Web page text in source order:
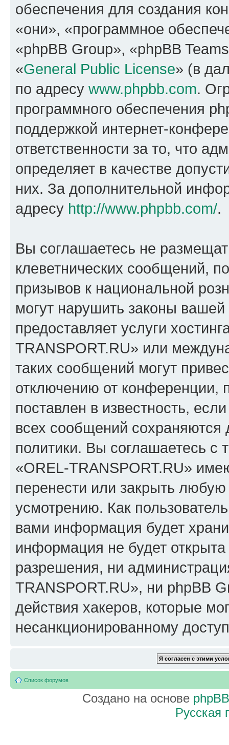
обеспечения для создания
«они», «программное
«phpBB Group», «phpBB
«General Public License» (в
по адресу www.phpbb.com.
программного обеспечения
поддержкой интернет-
ответственности за то, что
определяет в качестве
них. За дополнительной
адресу http://www.phpbb.com/.
Вы соглашаетесь не
клеветнических сообщений,
призывов к национальной
могут нарушить законы
предоставляет услуги
TRANSPORT.RU» или
таких сообщений могут
отключению от конференции,
поставлен в известность,
всех сообщений сохраняются
политики. Вы соглашаетесь
«OREL-TRANSPORT.RU»
перенести или закрыть
усмотрению. Как
вами информация будет
информация не будет
разрешения, ни
TRANSPORT.RU», ни phpBB
действия хакеров, которые
несанкционированному
Список форумов
Создано на основе phpBB
Русская